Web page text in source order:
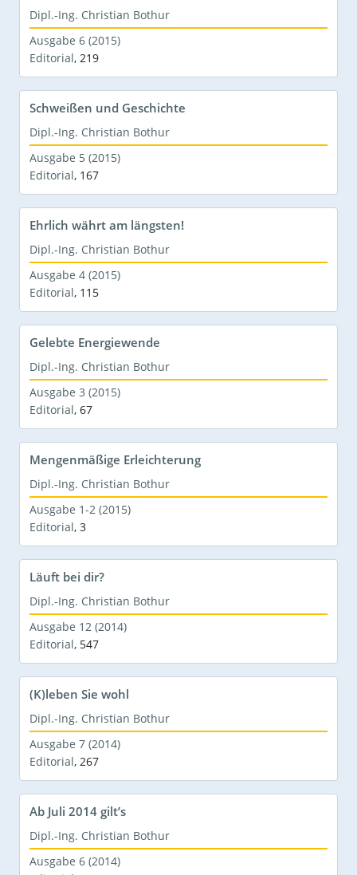
Dipl.-Ing. Christian Bothur
Ausgabe 6 (2015)
Editorial, 219
Schweißen und Geschichte
Dipl.-Ing. Christian Bothur
Ausgabe 5 (2015)
Editorial, 167
Ehrlich währt am längsten!
Dipl.-Ing. Christian Bothur
Ausgabe 4 (2015)
Editorial, 115
Gelebte Energiewende
Dipl.-Ing. Christian Bothur
Ausgabe 3 (2015)
Editorial, 67
Mengenmäßige Erleichterung
Dipl.-Ing. Christian Bothur
Ausgabe 1-2 (2015)
Editorial, 3
Läuft bei dir?
Dipl.-Ing. Christian Bothur
Ausgabe 12 (2014)
Editorial, 547
(K)leben Sie wohl
Dipl.-Ing. Christian Bothur
Ausgabe 7 (2014)
Editorial, 267
Ab Juli 2014 gilt’s
Dipl.-Ing. Christian Bothur
Ausgabe 6 (2014)